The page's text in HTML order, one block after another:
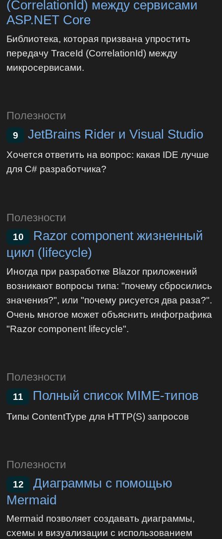
(CorrelationId) между сервисами
ASP.NET Core
Библиотека, которая призвана упростить
передачу TraceId (CorrelationId) между
микросервисами.
Полезности
9 JetBrains Rider и Visual Studio
Хочется ответить на вопрос: какая IDE лучше
для C# разработчика?
Полезности
10
Razor component жизненный
цикл (lifecycle)
Иногда при разработке Blazor приложений
возникают вопросы типа: "почему сбросились
значения?", или "почему рисуется два раза?".
Очень многое может объяснить инфографика
"Razor component lifecycle".
Полезности
11 Полный список MIME-типов
Типы ContentType для HTTP(S) запросов
Полезности
12
Диаграммы с помощью
Mermaid
‎Mermaid позволяет создавать диаграммы,
схемы и визуализации с использованием